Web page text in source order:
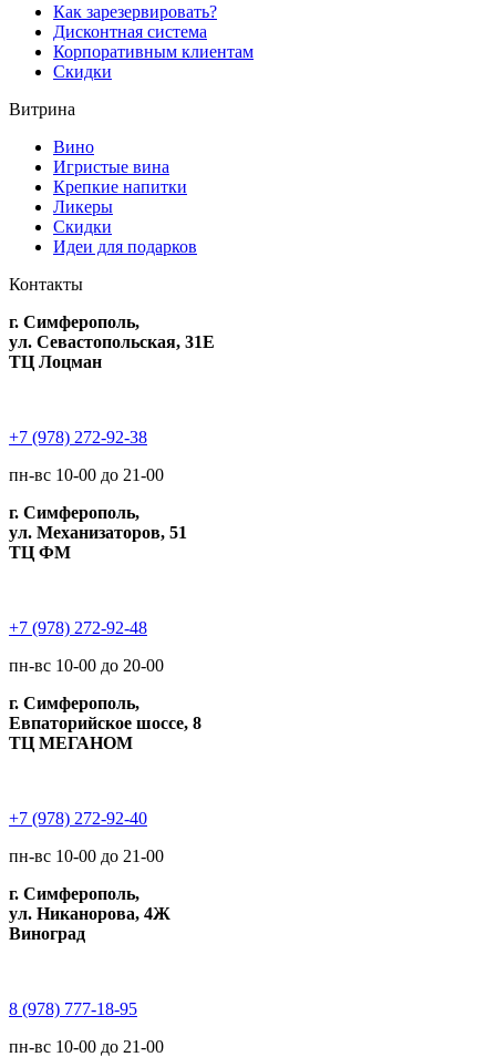
Как зарезервировать?
Дисконтная система
Корпоративным клиентам
Скидки
Витрина
Вино
Игристые вина
Крепкие напитки
Ликеры
Скидки
Идеи для подарков
Контакты
г. Симферополь,
ул. Севастопольская, 31Е
ТЦ Лоцман
+7 (978) 272-92-38
пн-вс 10-00 до 21-00
г. Симферополь,
ул. Механизаторов, 51
ТЦ ФМ
+7 (978) 272-92-48
пн-вс 10-00 до 20-00
г. Симферополь,
Евпаторийское шоссе, 8
ТЦ МЕГАНОМ
+7 (978) 272-92-40
пн-вс 10-00 до 21-00
г. Симферополь,
ул. Никанорова, 4Ж
Виноград
8 (978) 777-18-95
пн-вс 10-00 до 21-00